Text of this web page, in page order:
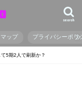
search
ップ プライバシーポリ
5期2人で刷新か？